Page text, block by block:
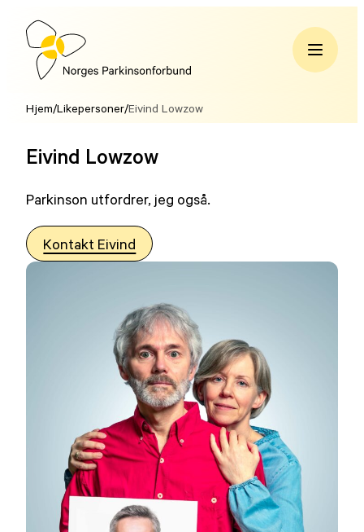
Hopp
innholdNorges
Hjem/Likepersoner/Eivind Lowzow
Eivind Lowzow
Parkinson utfordrer, jeg også.
Kontakt Eivind